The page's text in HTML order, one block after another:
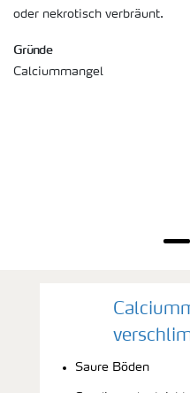
oder nekrotisch verbräunt.
Gründe
Calciummangel
Saure Böden